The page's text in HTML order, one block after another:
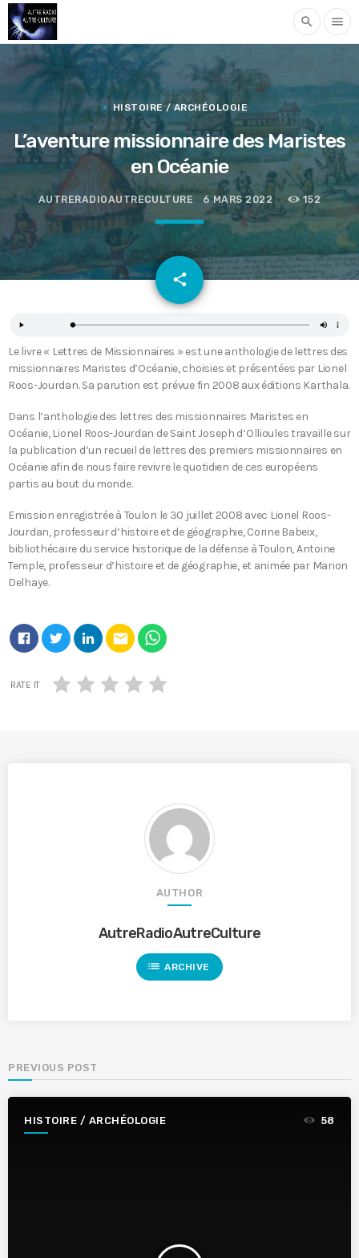
search menu
HISTOIRE / ARCHÉOLOGIE
L’aventure missionnaire des Maristes
en Océanie
AUTRERADIOAUTRECULTURE 6 MARS 2022 152
share
email
Le livre « Lettres de Missionnaires » est une anthologie de lettres des
missionnaires Maristes d’Océanie, choisies et présentées par Lionel
Roos-Jourdan. Sa parution est prévue fin 2008 aux éditions Karthala.
Dans l’anthologie des lettres des missionnaires Maristes en
Océanie, Lionel Roos-Jourdan de Saint Joseph d’Ollioules travaille sur
la publication d’un recueil de lettres des premiers missionnaires en
Océanie afin de nous faire revivre le quotidien de ces européens
partis au bout du monde.
Emission enregistrée à Toulon le 30 juillet 2008 avec Lionel Roos-
Jourdan, professeur d’histoire et de géographie, Corine Babeix,
bibliothécaire du service historique de la défense à Toulon, Antoine
Temple, professeur d’histoire et de géographie, et animée par Marion
Delhaye.
email
RATE IT
AUTHOR
AutreRadioAutreCulture
list ARCHIVE
PREVIOUS POST
HISTOIRE / ARCHÉOLOGIE 58